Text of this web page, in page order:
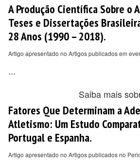
A Produção Científica Sobre o
Teses e Dissertações
28 Anos (1990 – 2018).
Artigo apresentado no Artigos publicados em
...
Saiba mais
Fatores Que Determinam a
Atletismo: Um Estudo
Portugal e Espanha.
Artigo apresentado no Artigos publicados no